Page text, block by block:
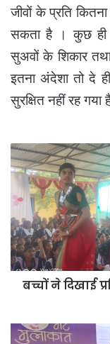
जीवों के प्रति
सकता है । कुछ
सुअवों के शिकार
इतना अंदेशा तो दे
सुरक्षित नहीं रह गया
बच्चों
ने
दिखाई
प्रतिभा
और
किया
जिला
स्तरीय
के
पेश
बच्चों ने दिखाई
सी